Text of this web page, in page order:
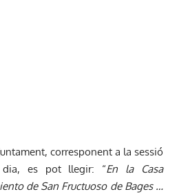
corresponent a la sessió
dia, es pot llegir: “En la Casa
de San Fructuoso de Bages …